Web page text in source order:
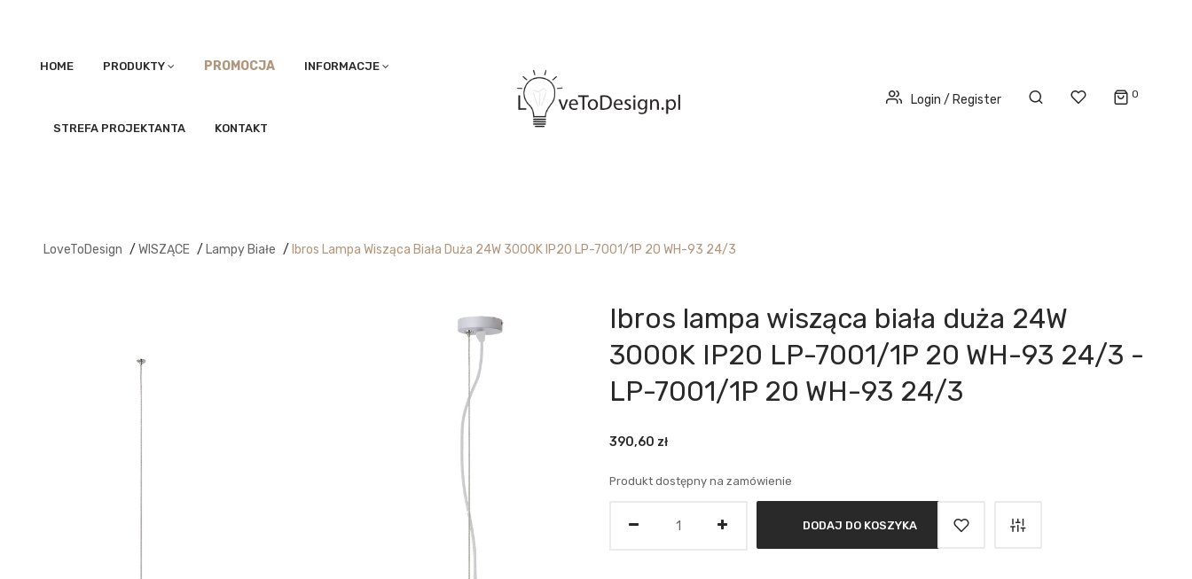
HOME PRODUKTY PROMOCJA INFORMACJE
STREFA PROJEKTANTA KONTAKT
Login / Register 0
LoveToDesign / WISZĄCE / Lampy Białe / Ibros Lampa Wisząca Biała Duża 24W 3000K IP20 LP-7001/1P 20 WH-93 24/3
Ibros lampa wisząca biała duża 24W
3000K IP20 LP-7001/1P 20 WH-93 24/3 -
LP-7001/1P 20 WH-93 24/3
390,60 zł
Produkt dostępny na zamówienie
DODAJ DO KOSZYKA